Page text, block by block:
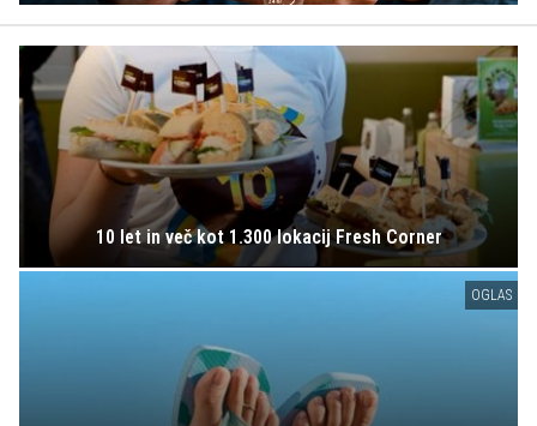
10 let in več kot 1.300 lokacij Fresh Corner
OGLAS